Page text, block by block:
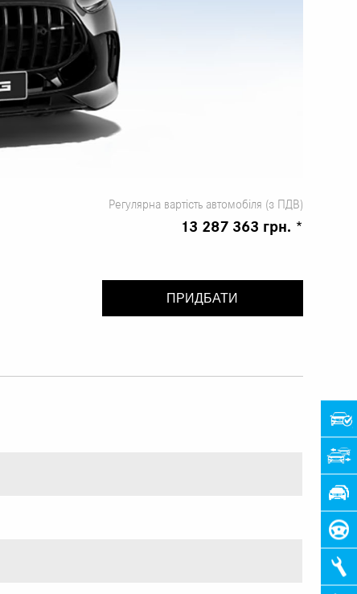
Регулярна вартість автомобіля (з ПДВ)
13 287 363 грн. *
ПРИДБАТИ